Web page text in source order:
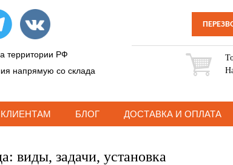
территории РФ
напрямую со склада
БЛОГ ДОСТАВКА И ОПЛАТА
виды, задачи, установка